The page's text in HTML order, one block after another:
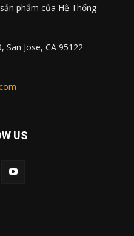
phẩm của Hệ Thống
San Jose, CA 95122
US